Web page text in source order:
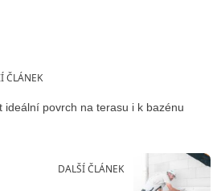
ČLÁNEK
ideální povrch na terasu i k bazénu
DALŠÍ ČLÁNEK